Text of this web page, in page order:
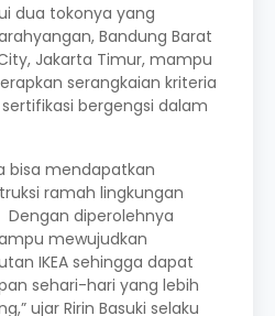
dua tokonya yang
Bandung Barat
Jakarta Timur, mampu
serangkaian kriteria
bergengsi dalam
bisa mendapatkan
ramah lingkungan
Dengan diperolehnya
mewujudkan
IKEA sehingga dapat
sehari-hari yang lebih
ujar Ririn Basuki selaku